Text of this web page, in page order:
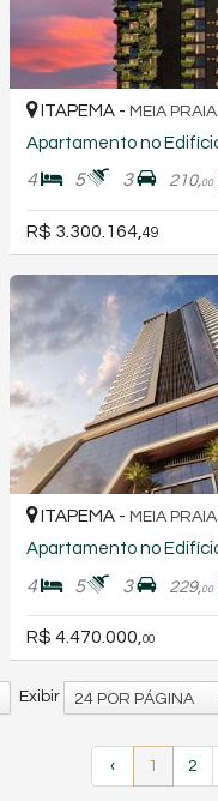
ITAPEMA - MEIA PRAIA
4 5 3 210,00
R$ 3.300.164,49
ITAPEMA - MEIA PRAIA
4 5 3 229,00
R$ 4.470.000,00
Exibir 24 POR PÁGINA
‹ 1 2